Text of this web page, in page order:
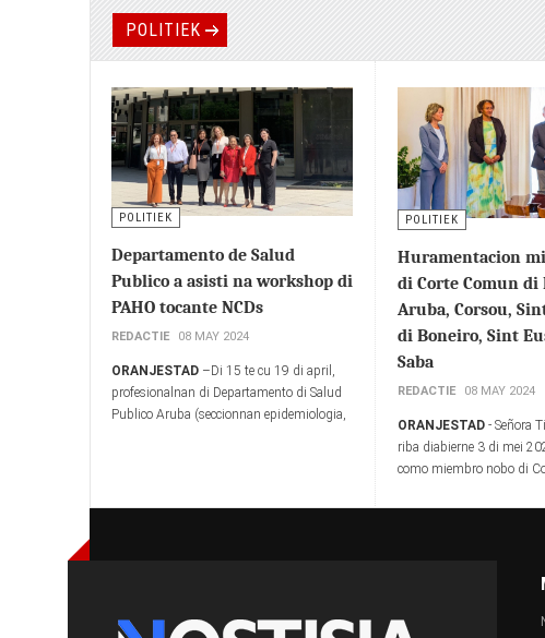
POLITIEK
POLITIEK
Departamento de Salud
Publico a asisti na workshop di
PAHO tocante NCDs
REDACTIE 08 MAY 2024
ORANJESTAD –Di 15 te cu 19 di april,
profesionalnan di Departamento di Salud
Publico Aruba (seccionnan epidemiologia,
POLITIEK
Huramentacion
di Corte Comun
Aruba, Corsou,
di Boneiro, Sint
Saba
REDACTIE 08 MAY 2024
ORANJESTAD - Señora
riba diabierne 3 di mei
como miembro nobo di
di Boneiro, Sint Eustatius